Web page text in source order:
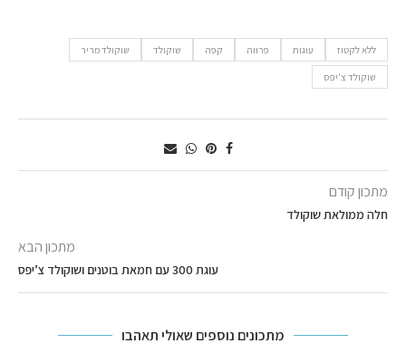
ללא לקטוז עוגות פרווה קפה שוקולד שוקולד מריר
שוקולד צ'יפס
מתכון קודם
חלה ממולאת שוקולד
מתכון הבא
עוגת 300 עם חמאת בוטנים ושוקולד צ’יפס
מתכונים נוספים שאולי תאהבו